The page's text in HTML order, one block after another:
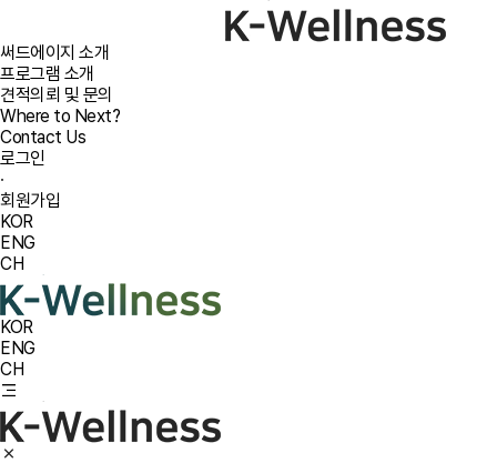
써드에이지 소개
프로그램 소개
견적의뢰 및 문의
Where to Next?
Contact Us
로그인
·
회원가입
KOR
ENG
CH
KOR
ENG
CH